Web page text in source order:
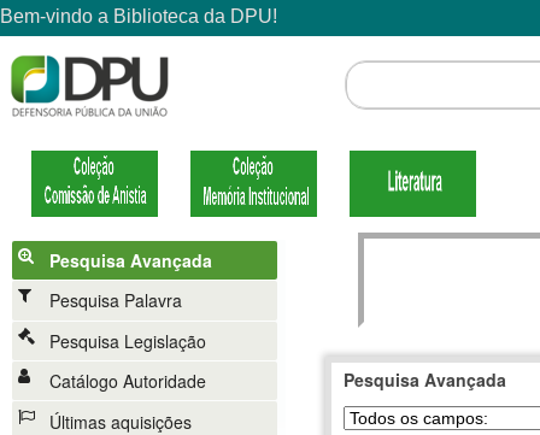
Pesquisa Avançada
Pesquisa Palavra
Pesquisa Legislação
Catálogo Autoridade
Últimas aquisições
Pesquisa Avançada